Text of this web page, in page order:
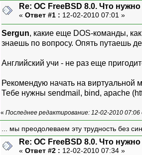
Re: ОС FreeBSD 8.0. Что
« Ответ #1 : 12-02-2010 07:01 »
Sergun, какие еще DOS-команды,
знаешь по вопросу. Опять путаешь
Английский учи - не раз еще
Рекомендую начать на
Тебе нужны sendmail, bind, apache
« Последнее редактирование: 12-02-2010
... мы преодолеваем эту трудность без
Re: ОС FreeBSD 8.0. Что
« Ответ #2 : 12-02-2010 07:34 »